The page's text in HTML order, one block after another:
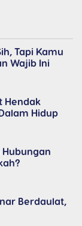
Tapi Kamu
Wajib Ini
Hendak
Hidup
Hubungan
Berdaulat,